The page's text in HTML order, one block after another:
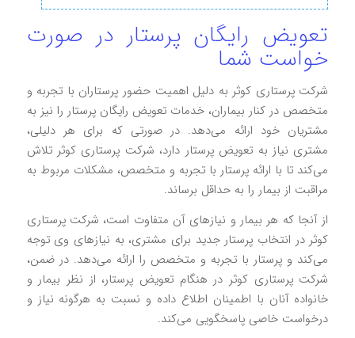
تعویض رایگان پرستار در صورت
خواست شما
شرکت پرستاری کوثر به دلیل اهمیت حضور پرستاران با تجربه و
متخصص در کنار بیماران، خدمات تعویض رایگان پرستار را نیز به
مشتریان خود ارائه می‌دهد. در صورتی که برای هر دلیلی،
مشتری نیاز به تعویض پرستار دارد، شرکت پرستاری کوثر تلاش
می‌کند تا با ارائه پرستار با تجربه و متخصص، مشکلات مربوط به
مراقبت از بیمار را به حداقل برساند.
از آنجا که هر بیمار و نیازهای آن متفاوت است، شرکت پرستاری
کوثر در انتخاب پرستار جدید برای مشتری، به نیازهای وی توجه
می‌کند و پرستار با تجربه و متخصص را ارائه می‌دهد. در ضمن،
شرکت پرستاری کوثر در هنگام تعویض پرستار، از نظر بیمار و
خانواده آنان با اطمینان اطلاع داده و نسبت به هرگونه نیاز و
درخواست خاصی پاسخگویی می‌کند.